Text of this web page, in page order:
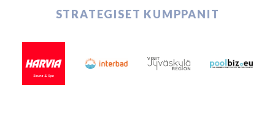
STRATEGISET KUMPPANIT